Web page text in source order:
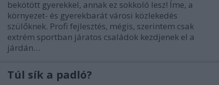
bekötött gyerekkel, annak ez sokkoló lesz! Íme, a
környezet- és gyerekbarát városi közlekedés
szülőknek. Profi fejlesztés, mégis, szerintem csak
extrém sportban járatos családok kezdjenek el a
járdán…
Túl sík a padló?